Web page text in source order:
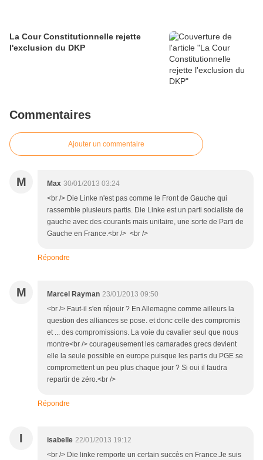
La Cour Constitutionnelle rejette
l'exclusion du DKP
Commentaires
Ajouter un commentaire
M Max 30/01/2013 03:24
<br /> Die Linke n'est pas comme le Front de Gauche qui
rassemble plusieurs partis. Die Linke est un parti socialiste de
gauche avec des courants mais unitaire, une sorte de Parti de
Gauche en France.<br /> <br />
Répondre
M Marcel Rayman 23/01/2013 09:50
<br /> Faut-il s'en réjouir ? En Allemagne comme ailleurs la
question des alliances se pose. et donc celle des compromis
et ... des compromissions. La voie du cavalier seul que nous
montre<br /> courageusement les camarades grecs devient
elle la seule possible en europe puisque les partis du PGE se
compromettent un peu plus chaque jour ? Si oui il faudra
repartir de zéro.<br />
Répondre
I isabelle 22/01/2013 19:12
<br /> Die linke remporte un certain succès en France.Je suis